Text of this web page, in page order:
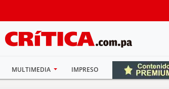
MULTIMEDIA IMPRESO